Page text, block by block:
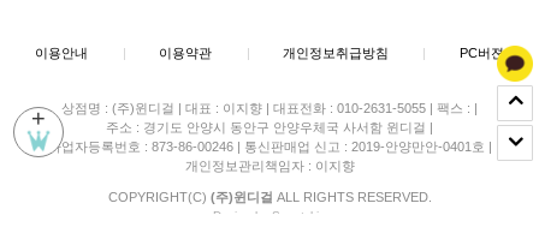
+
이용안내 이용약관 개인정보취급방침 PC버젼
상점명 : (주)윈디걸 대표 : 이지향 대표전화 : 010-2631-5055 팩스 :
주소 : 경기도 안양시 동안구 안양우체국 사서함 윈디걸
사업자등록번호 : 873-86-00246
통신판매업 신고 : 2019-안양만안-0401호
개인정보관리책임자 : 이지향
COPYRIGHT(C) (주)윈디걸 ALL RIGHTS RESERVED.